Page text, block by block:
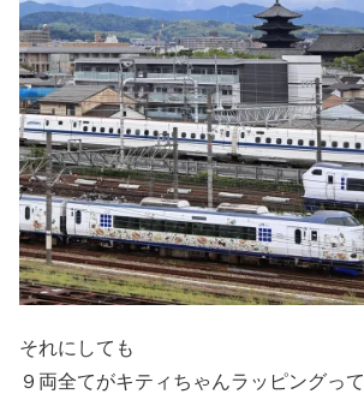
それにしても
９両全てがキティちゃんラッピングって